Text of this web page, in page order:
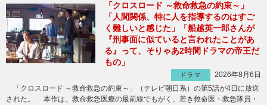
「クロスロード ～救命救急の約束～」
「人間関係、特に人を指導するのはすご
く難しいと感じた」「船越英一郎さんが
『刑事面に似ていると言われたことがあ
る』って、そりゃあ2時間ドラマの帝王だ
もの」
ドラマ
2026年8月6日
「クロスロード ～救命救急の約束～」（テレビ朝日系）の第5話が4日に放送
された。 本作は、救命救急医療の最前線でもがく、若き救命医・救急隊員・